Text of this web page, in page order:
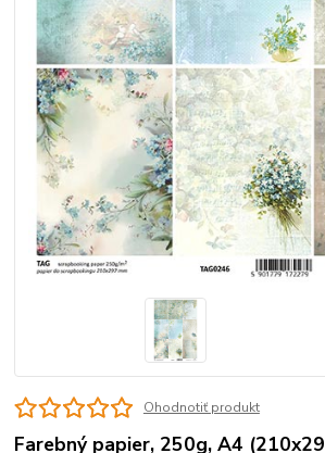
Ohodnotiť produkt
Farebný papier, 250g, A4